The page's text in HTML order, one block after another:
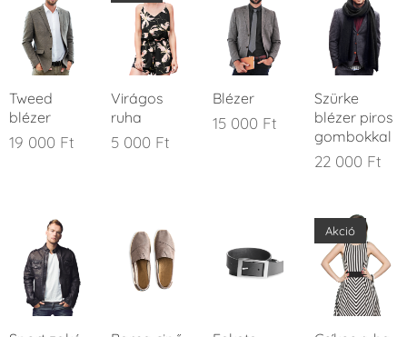
Tweed
blézer
19 000 Ft
Virágos
ruha
5 000 Ft
Blézer
15 000 Ft
Szürke
blézer piros
gombokkal
22 000 Ft
Akció